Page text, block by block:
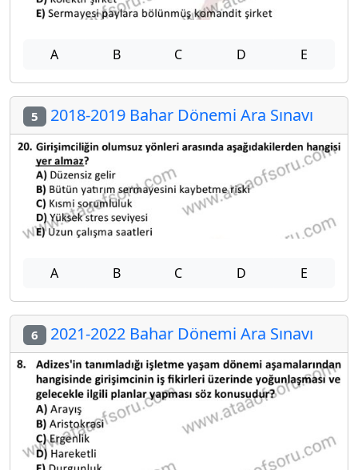
A B C D E
5 2018-2019 Bahar Dönemi Ara Sınavı
A B C D E
6 2021-2022 Bahar Dönemi Ara Sınavı